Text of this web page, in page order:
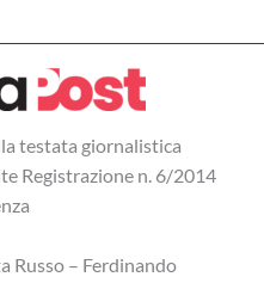
testata giornalistica
Registrazione n. 6/2014
Russo – Ferdinando